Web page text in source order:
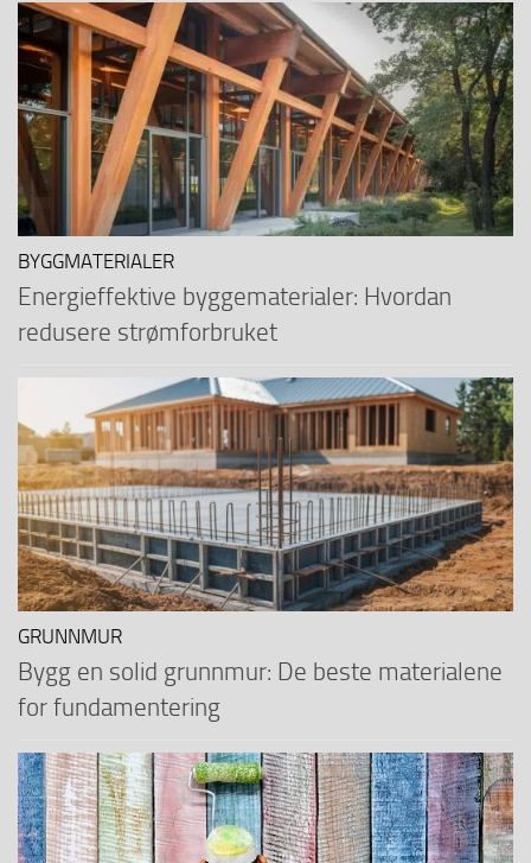
BYGGMATERIALER
Energieffektive byggematerialer: Hvordan
redusere strømforbruket
GRUNNMUR
Bygg en solid grunnmur: De beste materialene
for fundamentering